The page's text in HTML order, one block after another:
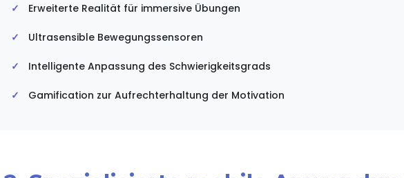
Erweiterte Realität für immersive Übungen
Ultrasensible Bewegungssensoren
Intelligente Anpassung des Schwierigkeitsgrads
Gamification zur Aufrechterhaltung der Motivation